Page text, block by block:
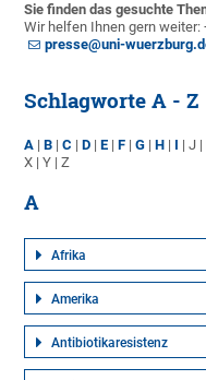
Sie finden das gesuchte
Wir helfen Ihnen gern weiter:
presse@uni-
Schlagworte A - Z
A |B |C |D |E |F |G |H | I | J |
X | Y | Z
A
Afrika
Amerika
Antibiotikaresistenz